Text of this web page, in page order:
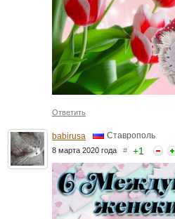
Ответить
babirusa Ставрополь
8 марта 2020 года # +1